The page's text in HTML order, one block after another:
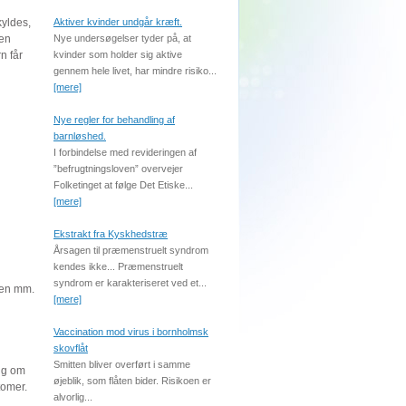
får
mm.
om
Aktiver kvinder undgår kræft.
Nye undersøgelser tyder på, at
kvinder som holder sig aktive
gennem hele livet, har mindre risiko...
[mere]
Nye regler for behandling af
barnløshed.
I forbindelse med revideringen af
”befrugtningsloven” overvejer
Folketinget at følge Det Etiske...
[mere]
Ekstrakt fra Kyskhedstræ
Årsagen til præmenstruelt syndrom
kendes ikke... Præmenstruelt
syndrom er karakteriseret ved et...
[mere]
Vaccination mod virus i bornholmsk
skovflåt
Smitten bliver overført i samme
øjeblik, som flåten bider. Risikoen er
alvorlig...